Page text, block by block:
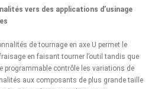
vers des applications d’usinage
de tournage en axe U permet le
en faisant tourner l’outil tandis que
programmable contrôle les variations de
aux composants de plus grande taille